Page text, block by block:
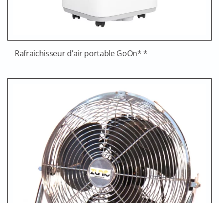
Rafraichisseur d’air portable GoOn* *